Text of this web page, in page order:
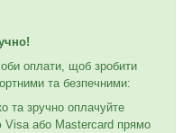
оплати, щоб зробити
та безпечними:
та зручно оплачуйте
Visa або Mastercard прямо